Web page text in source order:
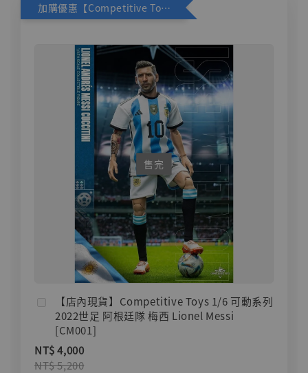
加購優惠【Competitive Toys 梅西 [CM001]】
售完
【店內現貨】Competitive Toys 1/6 可動系列
2022世足 阿根廷隊 梅西 Lionel Messi
[CM001]
NT$ 4,000
NT$ 5,200